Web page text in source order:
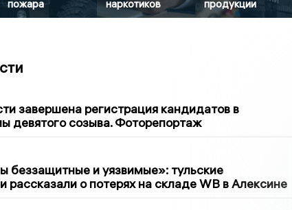
пожара
наркотиков
продукции
завершена регистрация кандидатов в
девятого созыва. Фоторепортаж
беззащитные и уязвимые»: тульские
рассказали о потерях на складе WB в Алексине